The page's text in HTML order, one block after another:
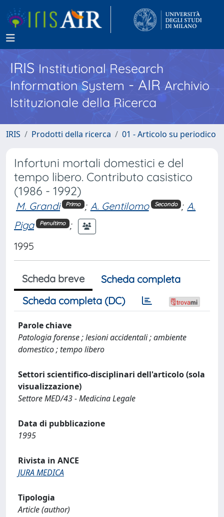
IRISInstitutional Research
Information System - AIR Archivio
Istituzionale della Ricerca
IRIS Prodotti della ricerca 01 - Articolo su periodico
Infortuni mortali domestici e del
tempo libero. Contributo casistico
(1986 - 1992)
M. Grandi Primo ; A. Gentilomo Secondo ; A.
Piga
Penultimo ;
1995
Scheda breve
Scheda completa
Scheda completa (DC)
Parole chiave
Patologia forense ; lesioni accidentali ; ambiente
domestico ; tempo libero
Settori scientifico-disciplinari dell'articolo (sola
visualizzazione)
Settore MED/43 - Medicina Legale
Data di pubblicazione
1995
Rivista in ANCE
JURA MEDICA
Tipologia
Article (author)